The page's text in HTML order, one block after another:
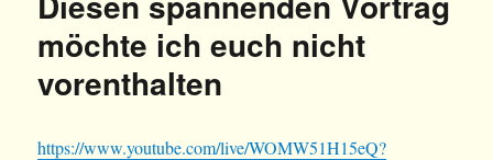
möchte ich euch nicht
vorenthalten
https://www.youtube.com/live/WOMW51H15eQ?